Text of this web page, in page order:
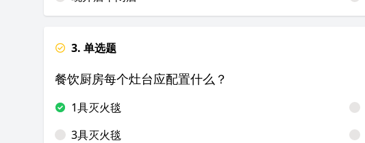
3. 单选题
餐饮厨房每个灶台应配置什么？
1具灭火毯
3具灭火毯